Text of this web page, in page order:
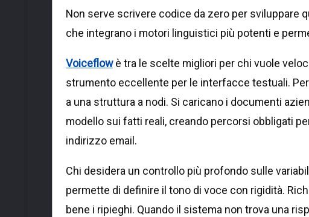
Non serve scrivere codice da zero per sviluppare
che integrano i motori linguistici più potenti e
Voiceflowè tra le scelte migliori per chi vuole
strumento eccellente per le interfacce testuali.
a una struttura a nodi. Si caricano i documenti
modello sui fatti reali, creando percorsi obbligati
indirizzo email.
Chi desidera un controllo più profondo sulle
permette di definire il tono di voce con rigidità.
bene i ripieghi. Quando il sistema non trova una